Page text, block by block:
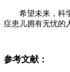
希望未来，科学
症患儿拥有无忧的
参考文献：